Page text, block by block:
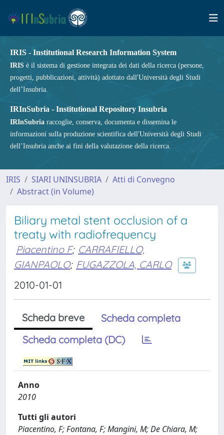
IRIS - Institutional Research Information System
IRIS è il sistema di gestione integrata dei dati della ricerca (persone,
progetti, pubblicazioni, attività) adottato dall'Università degli Studi
dell’Insubria.
IRInSubria - Institutional Repository Insubria
IRInSubria raccoglie, conserva, documenta e dissemina le
informazioni sulla produzione scientifica dell'Università degli Studi
dell’Insubria anche ai fini della valutazione della ricerca.
IRIS SIARI UNINSUBRIA
Atti di Convegno
Abstract (in Volume)
Biliary metal stent occlusion of a
treaty with radiofrequency
Piacentino F; CARRAFIELLO,
GIANPAOLO; FUGAZZOLA, CARLO
2010-01-01
Scheda breve
Scheda completa
Scheda completa (DC)
Anno
2010
Tutti gli autori
Piacentino, F; Fontana, F; Mangini, M; De Chiara, M;